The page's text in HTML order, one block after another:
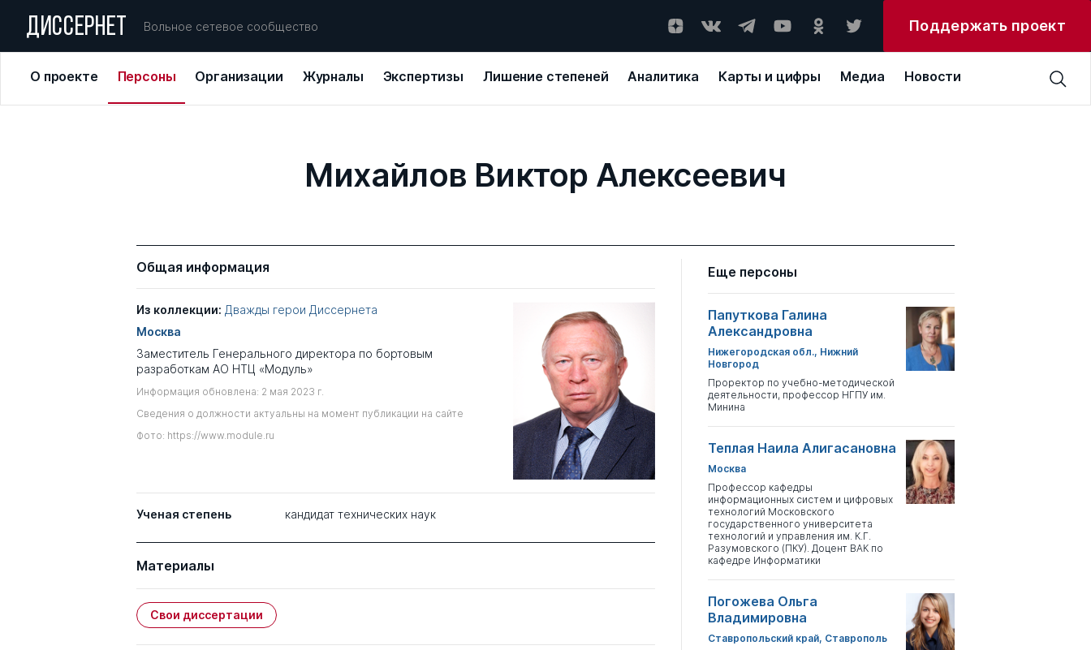
ДИССЕРНЕТ Вольное сетевое сообщество Поддержать проект
О проекте Персоны Организации Журналы Экспертизы Лишение степеней Аналитика Карты и цифры Медиа Новости
Михайлов Виктор Алексеевич
Общая информация
Из коллекции: Дважды герои Диссернета
Москва
Заместитель Генерального директора по бортовым
разработкам АО НТЦ «Модуль»
Информация обновлена: 2 мая 2023 г.
Сведения о должности актуальны на момент публикации на сайте
Фото: https://www.module.ru
Ученая степень кандидат технических наук
Материалы
Свои диссертации
Еще персоны
Папуткова Галина
Александровна
Нижегородская обл., Нижний
Новгород
Проректор по учебно-методической
деятельности, профессор НГПУ им.
Минина
Теплая Наила Алигасановна
Москва
Профессор кафедры
информационных систем и цифровых
технологий Московского
государственного университета
технологий и управления им. К.Г.
Разумовского (ПКУ). Доцент ВАК по
кафедре Информатики
Погожева Ольга
Владимировна
Ставропольский край, Ставрополь